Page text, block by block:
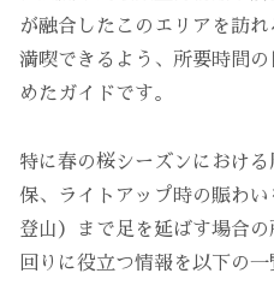
が融合したこのエリアを訪
満喫できるよう、所要時間
めたガイドです。
特に春の桜シーズンにおけ
保、ライトアップ時の賑わ
登山）まで足を延ばす場合
回りに役立つ情報を以下の一